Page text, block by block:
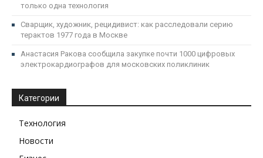
только одна технология
Сварщик, художник, рецидивист: как расследовали серию
терактов 1977 года в Москве
Анастасия Ракова сообщила закупке почти 1000 цифровых
электрокардиографов для московских поликлиник
Категории
Технология
Новости